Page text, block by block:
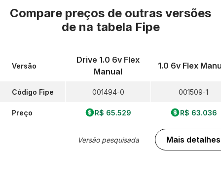
Compare preços de outras versões
de na tabela Fipe
Versão
Código Fipe
Preço
Drive 1.0 6v Flex
Manual
001494-0
R$ 65.529
Versão pesquisada
1.0 6v Flex
001509-1
R$ 63.036
Mais detalhes